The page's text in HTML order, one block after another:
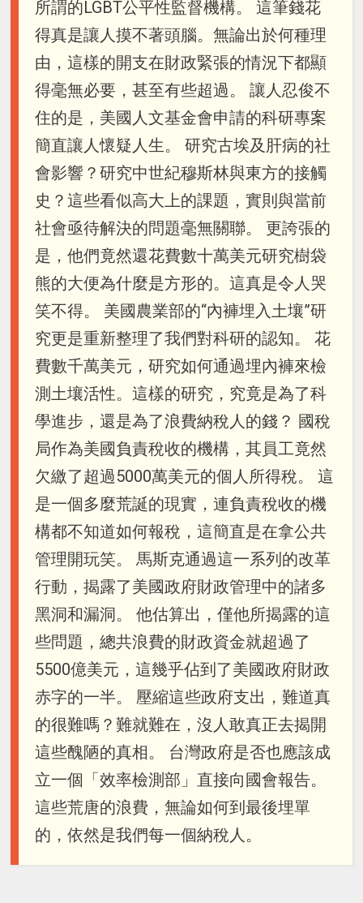
所謂的LGBT公平性監督機構。 這筆錢花
得真是讓人摸不著頭腦。無論出於何種理
由，這樣的開支在財政緊張的情況下都顯
得毫無必要，甚至有些超過。 讓人忍俊不
住的是，美國人文基金會申請的科研專案
簡直讓人懷疑人生。 研究古埃及肝病的社
會影響？研究中世紀穆斯林與東方的接觸
史？這些看似高大上的課題，實則與當前
社會亟待解決的問題毫無關聯。 更誇張的
是，他們竟然還花費數十萬美元研究樹袋
熊的大便為什麼是方形的。這真是令人哭
笑不得。 美國農業部的“內褲埋入土壤”研
究更是重新整理了我們對科研的認知。 花
費數千萬美元，研究如何通過埋內褲來檢
測土壤活性。這樣的研究，究竟是為了科
學進步，還是為了浪費納稅人的錢？ 國稅
局作為美國負責稅收的機構，其員工竟然
欠繳了超過5000萬美元的個人所得稅。 這
是一個多麼荒誕的現實，連負責稅收的機
構都不知道如何報稅，這簡直是在拿公共
管理開玩笑。 馬斯克通過這一系列的改革
行動，揭露了美國政府財政管理中的諸多
黑洞和漏洞。 他估算出，僅他所揭露的這
些問題，總共浪費的財政資金就超過了
5500億美元，這幾乎佔到了美國政府財政
赤字的一半。 壓縮這些政府支出，難道真
的很難嗎？難就難在，沒人敢真正去揭開
這些醜陋的真相。 台灣政府是否也應該成
立一個「效率檢測部」直接向國會報告。
這些荒唐的浪費，無論如何到最後埋單
的，依然是我們每一個納稅人。